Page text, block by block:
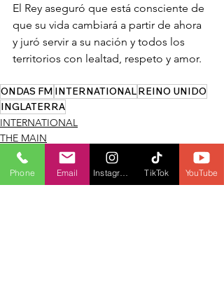
El Rey aseguró que está consciente de
que su vida cambiará a partir de ahora
y juró servir a su nación y todos los
territorios con lealtad, respeto y amor.
ONDAS FM INTERNATIONALREINO UNIDO
INGLATERRA
INTERNATIONAL
THE MAIN
POLITIC
Phone Email TikTok YouTube